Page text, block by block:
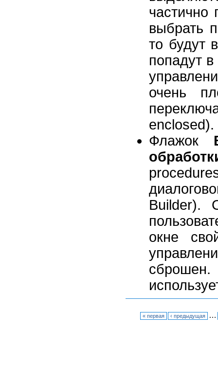
частично
выбрать
то будут
попадут
очень
enclosed).
Флажок
Builder).
окне
сброшен.
« первая ‹ предыдущая …